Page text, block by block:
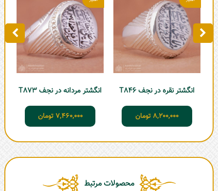
انگشتر نقره در نجف T846
8,200,000 تومان
انگشتر مردانه در نجف T873
7,460,000 تومان
محصولات مرتبط